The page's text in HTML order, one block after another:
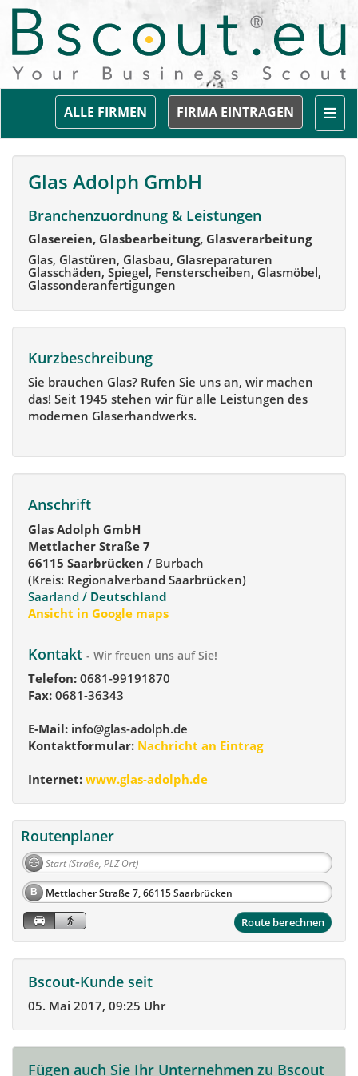
FIRMA EINTRAGEN
ALLE FIRMEN
Glas Adolph GmbH
Branchenzuordnung & Leistungen
Glasereien, Glasbearbeitung, Glasverarbeitung
Glas, Glastüren, Glasbau, Glasreparaturen
Glasschäden, Spiegel, Fensterscheiben, Glasmöbel,
Glassonderanfertigungen
Kurzbeschreibung
Sie brauchen Glas? Rufen Sie uns an, wir machen
das! Seit 1945 stehen wir für alle Leistungen des
modernen Glaserhandwerks.
Anschrift
Glas Adolph GmbH
Mettlacher Straße 7
66115 Saarbrücken / Burbach
(Kreis: Regionalverband Saarbrücken)
Saarland / Deutschland
Ansicht in Google maps
Kontakt - Wir freuen uns auf Sie!
Telefon: 0681-99191870
Fax: 0681-36343
E-Mail: info@glas-adolph.de
Kontaktformular: Nachricht an Eintrag
Internet: www.glas-adolph.de
Routenplaner
B
Route berechnen
Bscout-Kunde seit
05. Mai 2017, 09:25 Uhr
Fügen auch Sie Ihr Unternehmen zu Bscout